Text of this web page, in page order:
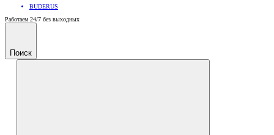
BUDERUS
Работаем 24/7 без выходных
Поиск